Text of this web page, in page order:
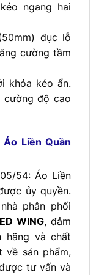
ngang hai
đục lỗ
cường tầm
khóa kéo ẩn.
cường độ cao
Áo Liền Quần
54: Áo Liền
ủy quyền.
phân phối
WING, đảm
hãng và chất
sản phẩm,
tư vấn và